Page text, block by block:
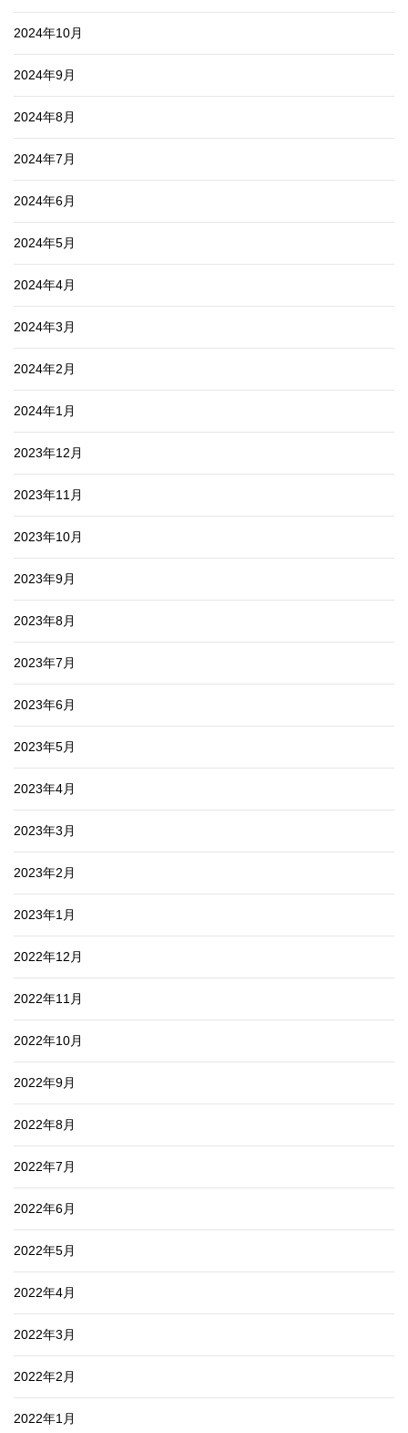
2024年10月
2024年9月
2024年8月
2024年7月
2024年6月
2024年5月
2024年4月
2024年3月
2024年2月
2024年1月
2023年12月
2023年11月
2023年10月
2023年9月
2023年8月
2023年7月
2023年6月
2023年5月
2023年4月
2023年3月
2023年2月
2023年1月
2022年12月
2022年11月
2022年10月
2022年9月
2022年8月
2022年7月
2022年6月
2022年5月
2022年4月
2022年3月
2022年2月
2022年1月